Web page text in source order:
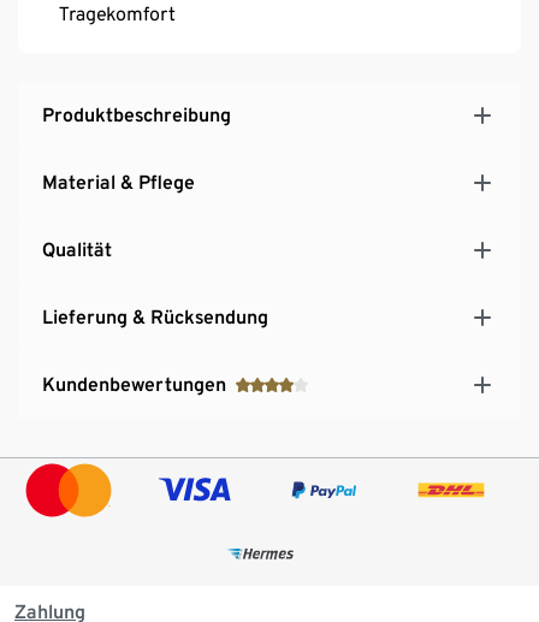
Tragekomfort
Produktbeschreibung
Material & Pflege
Qualität
Lieferung & Rücksendung
Kundenbewertungen
Zahlung